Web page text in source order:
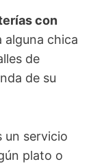
con
alguna chica
de
de su
un servicio
plato o